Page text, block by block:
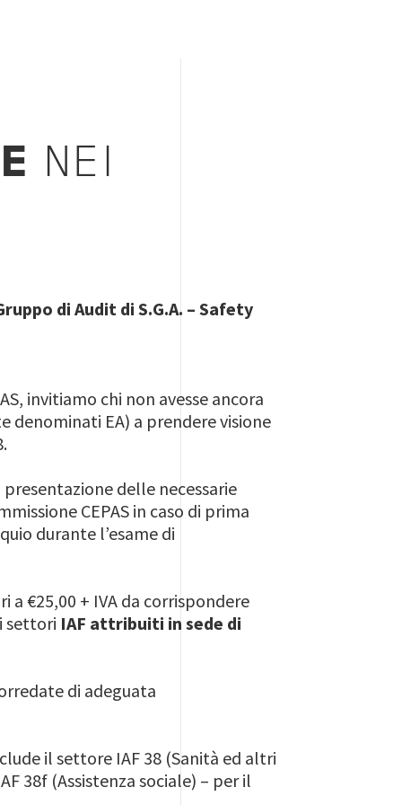
NEI
di Audit di S.G.A. – Safety
invitiamo chi non avesse ancora
EA) a prendere visione
delle necessarie
CEPAS in caso di prima
durante l’esame di
a €25,00 + IVA da corrispondere
settori IAF attribuiti in sede di
di adeguata
il settore IAF 38 (Sanità ed altri
38f (Assistenza sociale) – per il